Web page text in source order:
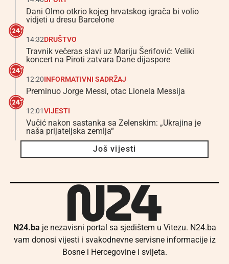
Dani Olmo otkrio kojeg hrvatskog igrača bi volio
vidjeti u dresu Barcelone
14:32DRUŠTVO
Travnik večeras slavi uz Mariju Šerifović: Veliki
koncert na Piroti zatvara Dane dijaspore
12:20INFORMATIVNI SADRŽAJ
Preminuo Jorge Messi, otac Lionela Messija
12:01VIJESTI
Vučić nakon sastanka sa Zelenskim: „Ukrajina je
naša prijateljska zemlja“
Još vijesti
N24.ba je nezavisni portal sa sjedištem u Vitezu. N24.ba
vam donosi vijesti i svakodnevne servisne informacije iz
Bosne i Hercegovine i svijeta.